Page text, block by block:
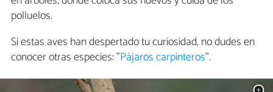
polluelos.
Si estas aves han despertado tu curiosidad, no dudes en
conocer otras especies: "Pájaros carpinteros".